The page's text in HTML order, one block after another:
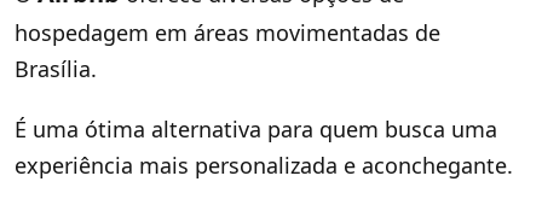
hospedagem em áreas movimentadas de
Brasília.
É uma ótima alternativa para quem busca uma
experiência mais personalizada e aconchegante.